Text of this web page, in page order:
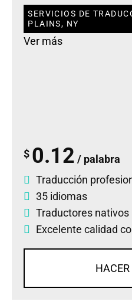
SERVICIOS DE
PLAINS, NY
Ver más
$ 0.12 / palabra
Traducción
35 idiomas
Traductores
Excelente calidad